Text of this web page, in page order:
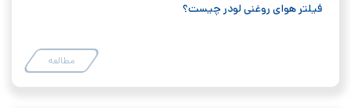
فیلتر هوای روغنی لودر چیست؟
مطالعه